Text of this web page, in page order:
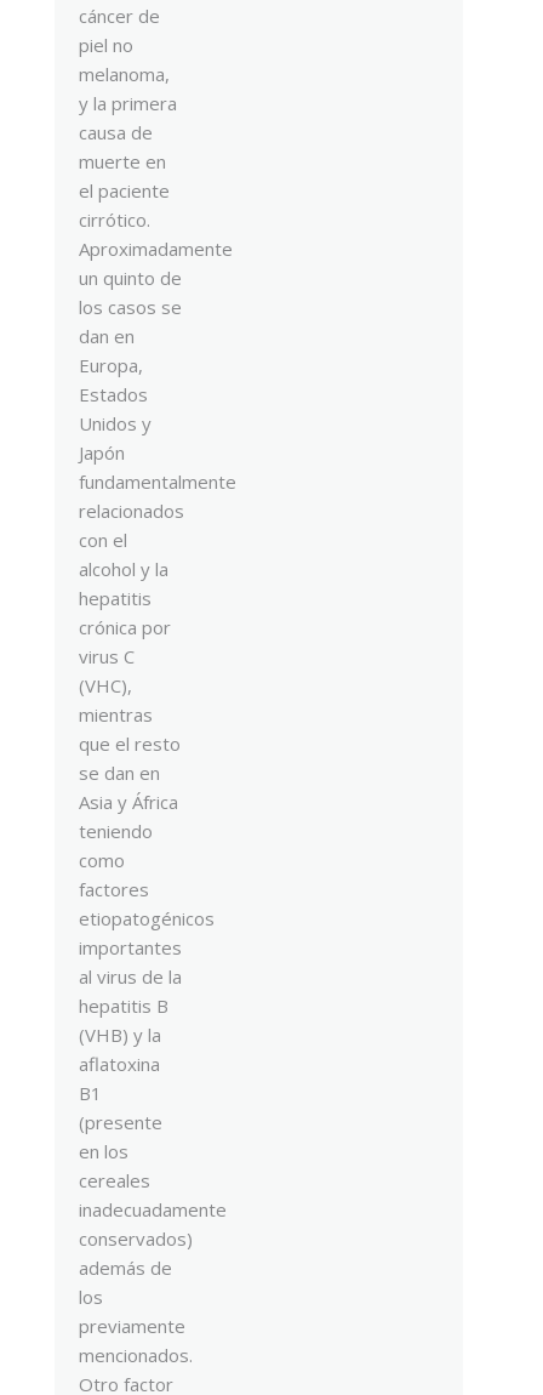
cáncer de
piel no
melanoma,
y la primera
causa de
muerte en
el paciente
cirrótico.
Aproximadamente
un quinto de
los casos se
dan en
Europa,
Estados
Unidos y
Japón
fundamentalmente
relacionados
con el
alcohol y la
hepatitis
crónica por
virus C
(VHC),
mientras
que el resto
se dan en
Asia y África
teniendo
como
factores
etiopatogénicos
importantes
al virus de la
hepatitis B
(VHB) y la
aflatoxina
B1
(presente
en los
cereales
inadecuadamente
conservados)
además de
los
previamente
mencionados.
Otro factor